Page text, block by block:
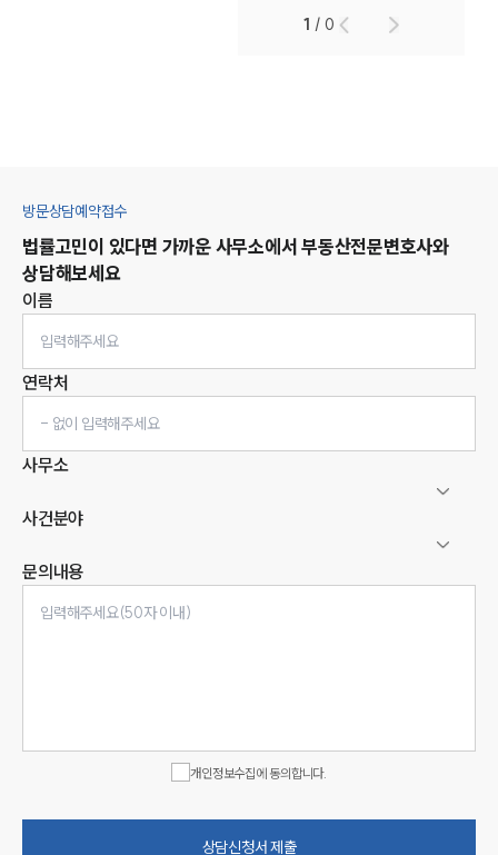
1 /0
방문상담예약접수
법률고민이 있다면 가까운 사무소에서 부동산전문변호사와
상담해보세요
이름
연락처
사무소
사건분야
문의내용
개인정보수집에 동의합니다.
상담신청서 제출